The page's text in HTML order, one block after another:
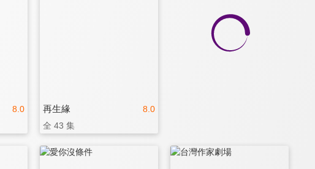
8.0 8.0
再生緣
全 43 集